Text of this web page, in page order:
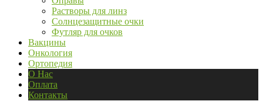
Растворы для линз
Солнцезащитные очки
Футляр для очков
Вакцины
Онкология
Ортопедия
О Нас
Оплата
Контакты